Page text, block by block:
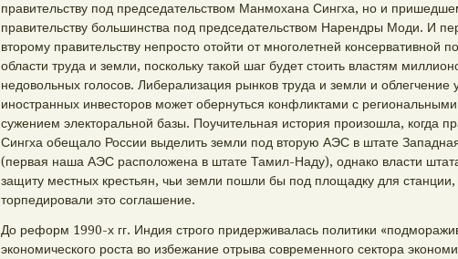
правительству под председательством Манмохана Сингха, но и
правительству большинства под председательством Нарендры Моди. И
второму правительству непросто отойти от многолетней консервативной
области труда и земли, поскольку такой шаг будет стоить властям
недовольных голосов. Либерализация рынков труда и земли и облегчение
иностранных инвесторов может обернуться конфликтами с
сужением электоральной базы. Поучительная история произошла, когда
Сингха обещало России выделить земли под вторую АЭС в штате
(первая наша АЭС расположена в штате Тамил-Наду), однако власти
защиту местных крестьян, чьи земли пошли бы под площадку для станции,
торпедировали это соглашение.
До реформ 1990-х гг. Индия строго придерживалась политики
экономического роста во избежание отрыва современного сектора